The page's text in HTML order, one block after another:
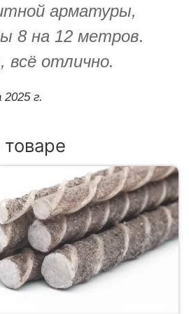
арматуры,
8 на 12 метров.
отлично.
г.